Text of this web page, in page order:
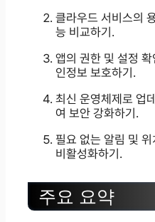
클라우드 서비스의
능 비교하기.
앱의 권한 및 설정 확
인정보 보호하기.
최신 운영체제로 업
여 보안 강화하기.
필요 없는 알림 및
비활성화하기.
주요 요약